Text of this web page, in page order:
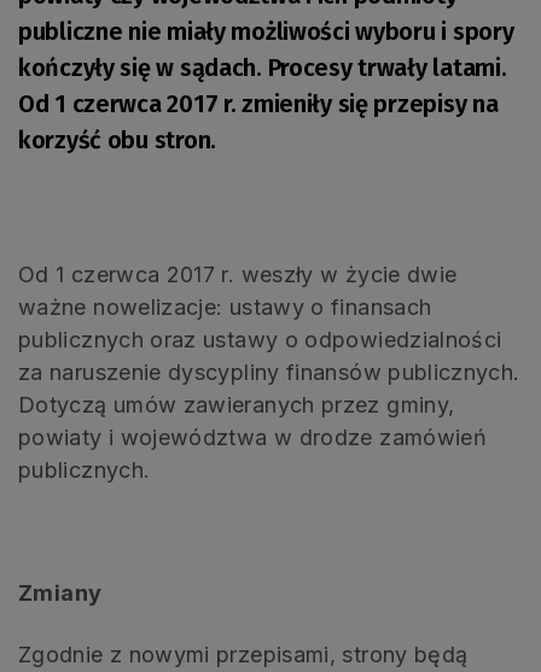
publiczne nie miały możliwości wyboru i spory
kończyły się w sądach. Procesy trwały latami.
Od 1 czerwca 2017 r. zmieniły się przepisy na
korzyść obu stron.
Od 1 czerwca 2017 r. weszły w życie dwie
ważne nowelizacje: ustawy o finansach
publicznych oraz ustawy o odpowiedzialności
za naruszenie dyscypliny finansów publicznych.
Dotyczą umów zawieranych przez gminy,
powiaty i województwa w drodze zamówień
publicznych.
Zmiany
Zgodnie z nowymi przepisami, strony będą